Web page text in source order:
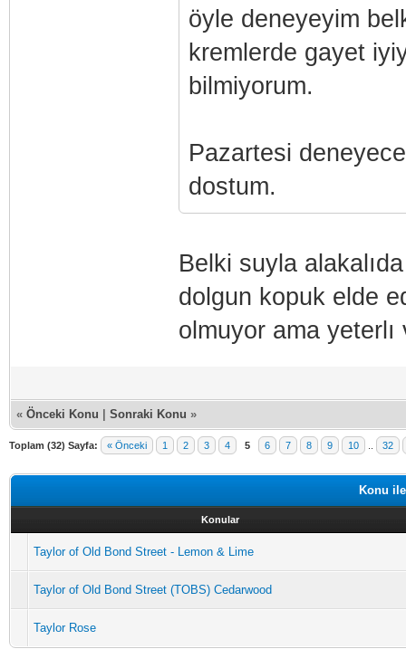
öyle deneyeyim
kremlerde gayet
bilmiyorum.
Pazartesi
dostum.
Belki suyla
dolgun kopuk elde
olmuyor ama
« Önceki Konu Sonraki Konu »
Toplam (32) Sayfa: « Önceki 1 2 3 4 5 6 7 8 9 10 32
Konu
Konular
Taylor of Old Bond Street - Lemon & Lime
Taylor of Old Bond Street (TOBS) Cedarwood
Taylor Rose